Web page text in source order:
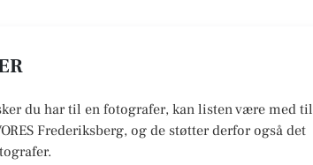
du har til en fotografer, kan listen være med til
Frederiksberg, og de støtter derfor også det